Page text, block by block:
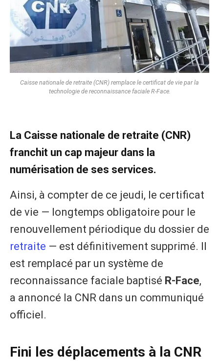
Caisse nationale de retraite (CNR) remplace le certificat de vie par la
technologie de reconnaissance faciale R-Face.
La Caisse nationale de retraite (CNR)
franchit un cap majeur dans la
numérisation de ses services.
Ainsi, à compter de ce jeudi, le certificat
de vie — longtemps obligatoire pour le
renouvellement périodique du dossier de
retraite — est définitivement supprimé. Il
est remplacé par un système de
reconnaissance faciale baptisé R-Face,
a annoncé la CNR dans un communiqué
officiel.
Fini les déplacements à la CNR